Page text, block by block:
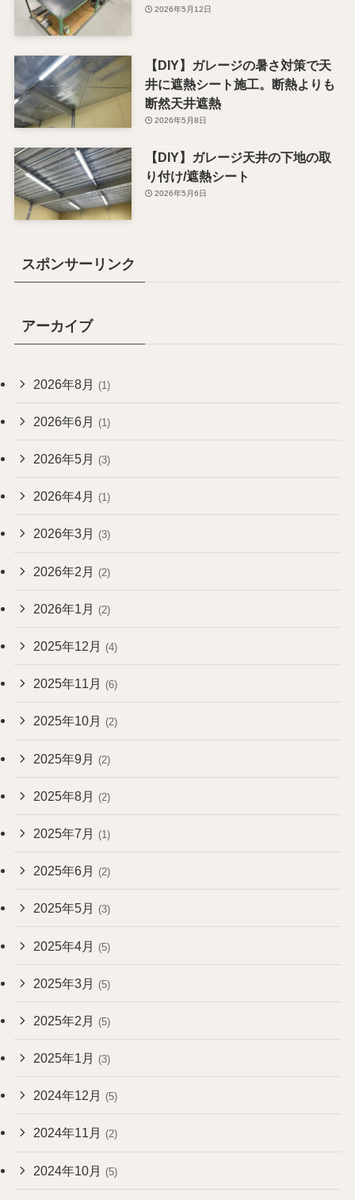
2026年5月12日
【DIY】ガレージの暑さ対策で天
井に遮熱シート施工。断熱よりも
断然天井遮熱
2026年5月8日
【DIY】ガレージ天井の下地の取
り付け/遮熱シート
2026年5月6日
スポンサーリンク
アーカイブ
2026年8月 (1)
2026年6月 (1)
2026年5月 (3)
2026年4月 (1)
2026年3月 (3)
2026年2月 (2)
2026年1月 (2)
2025年12月 (4)
2025年11月 (6)
2025年10月 (2)
2025年9月 (2)
2025年8月 (2)
2025年7月 (1)
2025年6月 (2)
2025年5月 (3)
2025年4月 (5)
2025年3月 (5)
2025年2月 (5)
2025年1月 (3)
2024年12月 (5)
2024年11月 (2)
2024年10月 (5)